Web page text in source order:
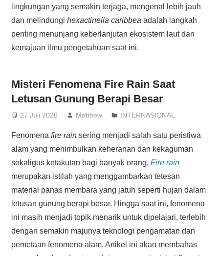
lingkungan yang semakin terjaga, mengenal lebih jauh
dan melindungi hexactinella caribbea adalah langkah
penting menunjang keberlanjutan ekosistem laut dan
kemajuan ilmu pengetahuan saat ini.
Misteri Fenomena Fire Rain Saat
Letusan Gunung Berapi Besar
27 Juli 2026 Matthew INTERNASIONAL
Fenomena fire rainsering menjadi salah satu peristiwa
alam yang menimbulkan keheranan dan kekaguman
sekaligus ketakutan bagi banyak orang. Fire rain
merupakan istilah yang menggambarkan tetesan
material panas membara yang jatuh seperti hujan dalam
letusan gunung berapi besar. Hingga saat ini, fenomena
ini masih menjadi topik menarik untuk dipelajari, terlebih
dengan semakin majunya teknologi pengamatan dan
pemetaan fenomena alam. Artikel ini akan membahas